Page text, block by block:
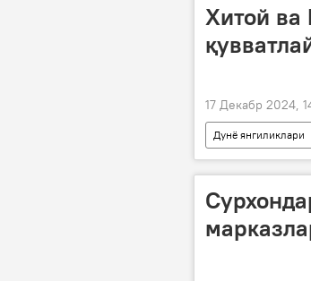
Хитой ва
17 Декабр 2024,
Дунё янгиликлари